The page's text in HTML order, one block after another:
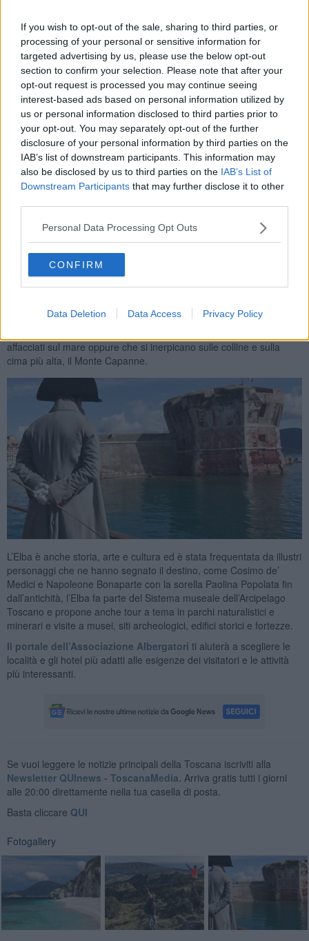
If you wish to opt-out of the sale, sharing to third parties, or
processing of your personal or sensitive information for
targeted advertising by us, please use the below opt-out
section to confirm your selection. Please note that after your
opt-out request is processed you may continue seeing
interest-based ads based on personal information utilized by
us or personal information disclosed to third parties prior to
your opt-out. You may separately opt-out of the further
disclosure of your personal information by third parties on the
IAB’s list of downstream participants. This information may
also be disclosed by us to third parties on the IAB’s List of
Downstream Participants that may further disclose it to other
Personal Data Processing Opt Outs
CONFIRM
Data Deletion Data Access Privacy Policy
Carta Europea del Turismo sostenibile. Il territorio è
straordinariamente variegato, con 147 chilometri di costa e oltre
cinquanta spiagge accessibili: arenili di sabbia dorata o nera che si
alternano a calette di ciottoli e piccoli sassi e ad alte scogliere.
L’isola d’Elba è il luogo ideale per fare vita all’aria aperta e sport. Le
possibilità sono innumerevoli a tutti i livelli: ci si può dedicare al
nuoto, allo snorkeling e alle immersioni subacquee, alla vela, al
surf, al wind surf e al kyte surf, cimentarsi nel sup pagaiando su
una tavola oppure nel jet-lev flyer volando sulla superficie del mare.
Chi ama le discipline terrestri può scegliere il golf, il tennis, il tiro
affacciati sul mare oppure che si inerpicano sulle colline e sulla
cima più alta, il Monte Capanne.
L’Elba è anche storia, arte e cultura ed è stata frequentata da illustri
personaggi che ne hanno segnato il destino, come Cosimo de’
Medici e Napoleone Bonaparte con la sorella Paolina Popolata fin
dall’antichità, l’Elba fa parte del Sistema museale dell’Arcipelago
Toscano e propone anche tour a tema in parchi naturalistici e
minerari e visite a musei, siti archeologici, edifici storici e fortezze.
Il portale dell’Associazione Albergatori ti aiuterà a scegliere le
località e gli hotel più adatti alle esigenze dei visitatori e le attività
più interessanti.
Se vuoi leggere le notizie principali della Toscana iscriviti alla
Newsletter QUInews - ToscanaMedia. Arriva gratis tutti i giorni
alle 20:00 direttamente nella tua casella di posta.
Basta cliccare QUI
Fotogallery